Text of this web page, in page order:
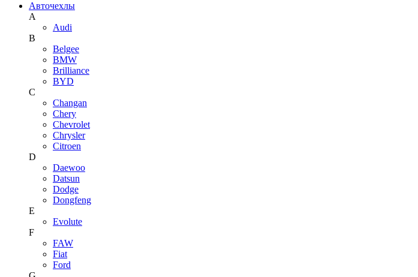
Авточехлы
A
Audi
B
Belgee
BMW
Brilliance
BYD
C
Changan
Chery
Chevrolet
Chrysler
Citroen
D
Daewoo
Datsun
Dodge
Dongfeng
E
Evolute
F
FAW
Fiat
Ford